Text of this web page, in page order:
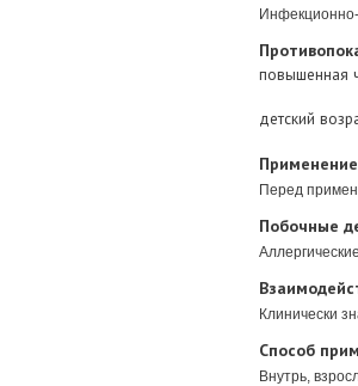
Инфекционно-
повышенная
детский
Перед
Побочные
Клинически
Способ
Внутрь,